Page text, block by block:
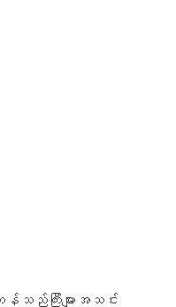
သည်ကြီးများအသင်း